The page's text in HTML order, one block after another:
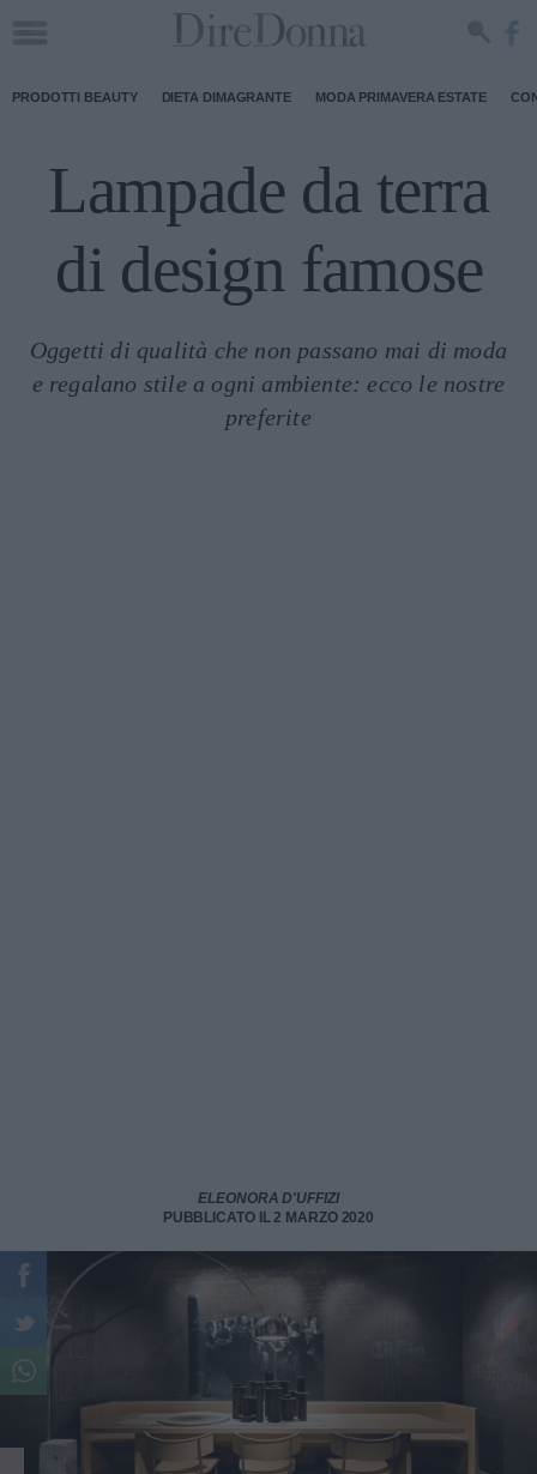
PRODOTTI BEAUTY DIETA DIMAGRANTE MODA PRIMAVERA ESTATE
Lampade da terra
di design famose
Oggetti di qualità che non passano mai di moda
e regalano stile a ogni ambiente: ecco le nostre
preferite
ELEONORA D'UFFIZI
PUBBLICATO IL 2 MARZO 2020